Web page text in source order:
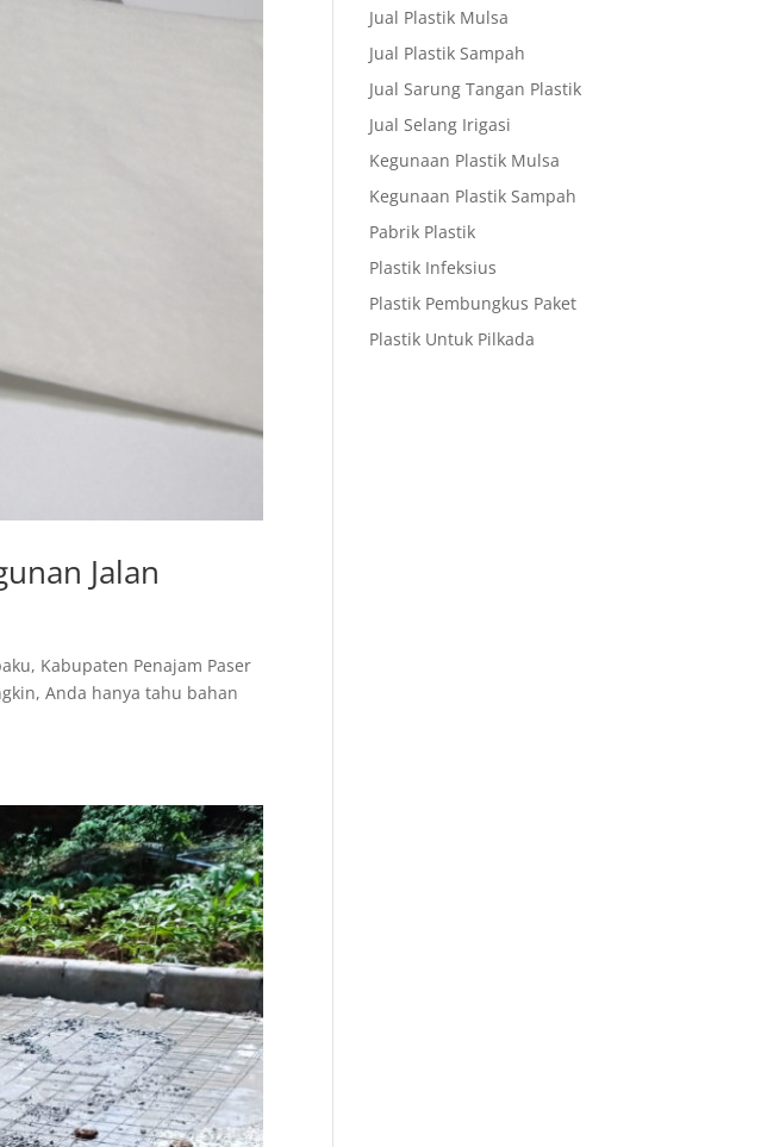
Jalan
Kabupaten Penajam Paser
Anda hanya tahu bahan
Jual Plastik Mulsa
Jual Plastik Sampah
Jual Sarung Tangan Plastik
Jual Selang Irigasi
Kegunaan Plastik Mulsa
Kegunaan Plastik Sampah
Pabrik Plastik
Plastik Infeksius
Plastik Pembungkus Paket
Plastik Untuk Pilkada